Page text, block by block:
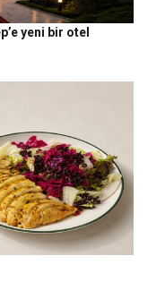
yeni bir otel